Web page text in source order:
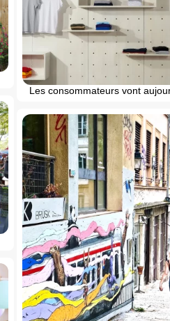
Les consommateurs vont